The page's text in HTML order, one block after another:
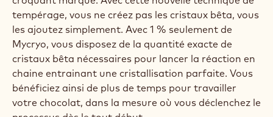
Lors du tempérage sur un plan de travail en marbre
ou par ensemencement avec du chocolat
précristallisé, vous provoquez une réaction en
chaine lors de laquelle le beurre de cacao contenu
dans votre chocolat prend une structure cristalline
stable (cristaux bêta). Le beurre de cacao peut
cristalliser sous six formes différentes, mais ce sont
les cristaux bêta qui produisent les qualités désirées